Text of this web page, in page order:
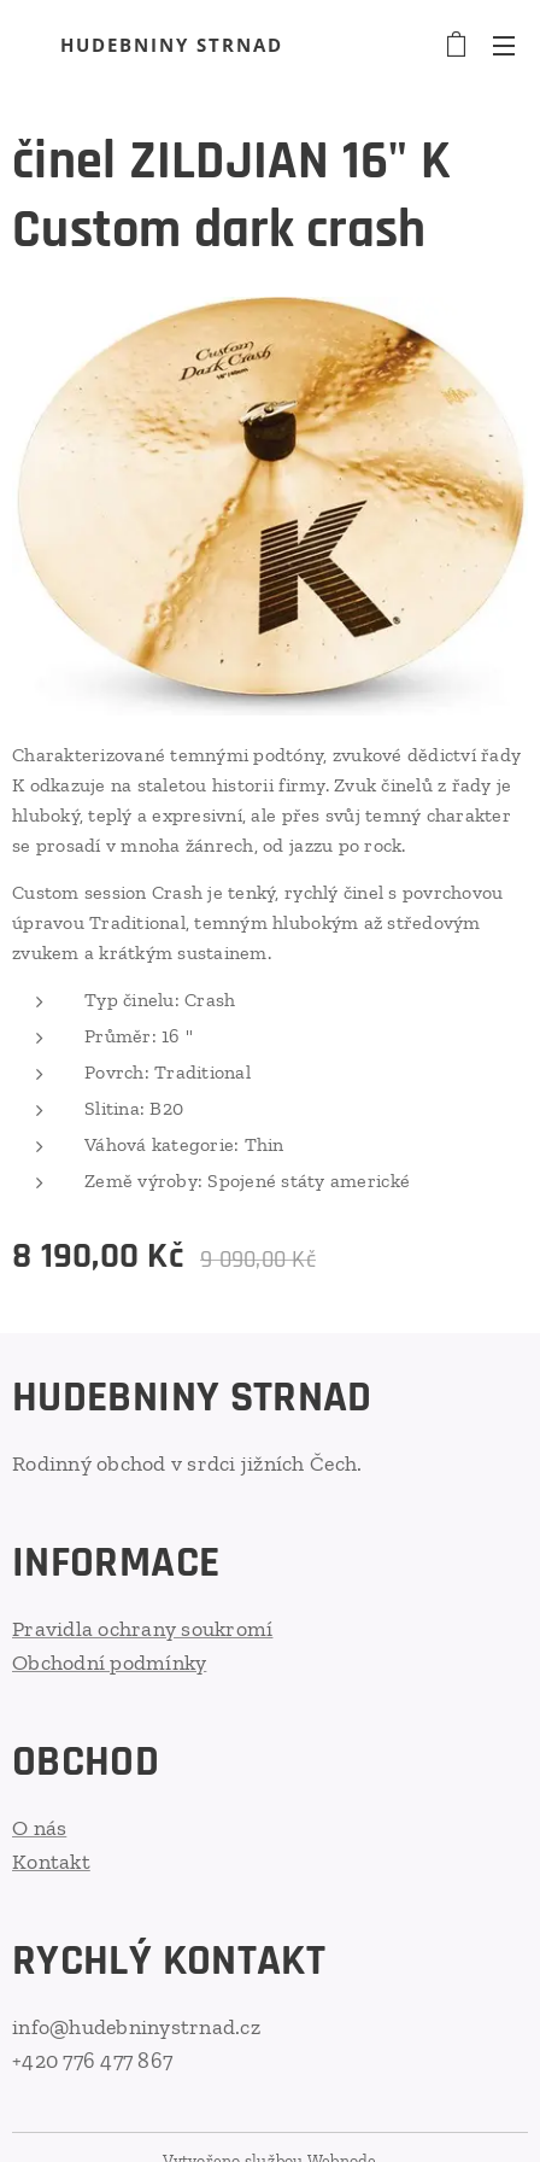
HUDEBNINY STRNAD
činel ZILDJIAN 16" K
Custom dark crash
Charakterizované temnými podtóny, zvukové dědictví řady
K odkazuje na staletou historii firmy. Zvuk činelů z řady je
hluboký, teplý a expresivní, ale přes svůj temný charakter
se prosadí v mnoha žánrech, od jazzu po rock.
Custom session Crash je tenký, rychlý činel s povrchovou
úpravou Traditional, temným hlubokým až středovým
zvukem a krátkým sustainem.
Typ činelu: Crash
Průměr: 16 "
Povrch: Traditional
Slitina: B20
Váhová kategorie: Thin
Země výroby: Spojené státy americké
8 190,00 Kč 9 090,00Kč
HUDEBNINY STRNAD
Rodinný obchod v srdci jižních Čech.
INFORMACE
Pravidla ochrany soukromí
Obchodní podmínky
OBCHOD
O nás
Kontakt
RYCHLÝ KONTAKT
info@hudebninystrnad.cz
+420 776 477 867